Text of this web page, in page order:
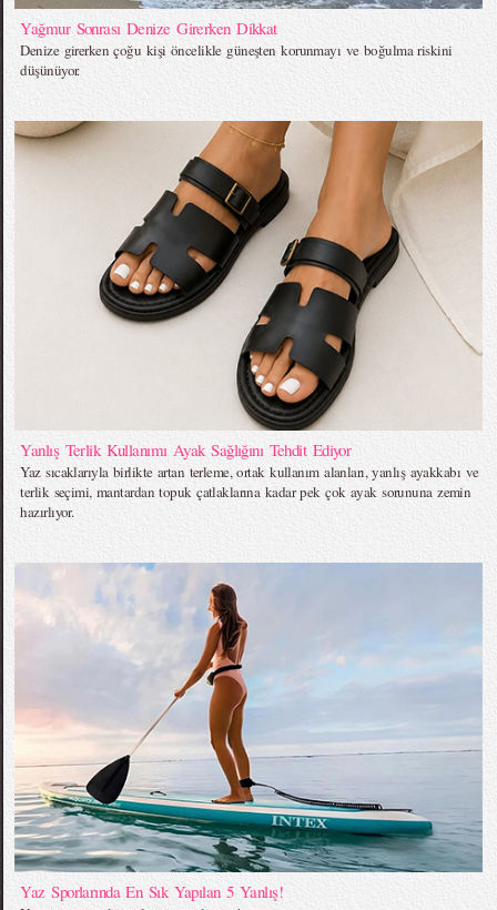
Yağmur Sonrası Denize Girerken Dikkat
Denize girerken çoğu kişi öncelikle güneşten korunmayı ve boğulma riskini
düşünüyor.
Yanlış Terlik Kullanımı Ayak Sağlığını Tehdit Ediyor
Yaz sıcaklarıyla birlikte artan terleme, ortak kullanım alanları, yanlış ayakkabı ve
terlik seçimi, mantardan topuk çatlaklarına kadar pek çok ayak sorununa zemin
hazırlıyor.
Yaz Sporlarında En Sık Yapılan 5 Yanlış!